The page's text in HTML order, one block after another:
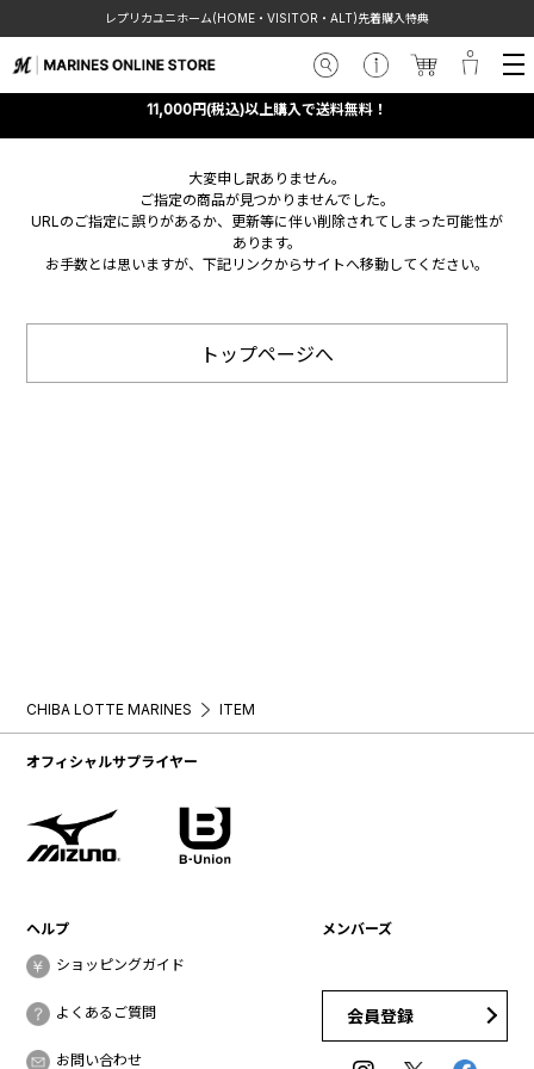
レプリカユニホーム(HOME・VISITOR・ALT)先着購入特典
11,000円(税込)以上購入で送料無料！
大変申し訳ありません。
ご指定の商品が見つかりませんでした。
URLのご指定に誤りがあるか、更新等に伴い削除されてしまった可能性が
あります。
お手数とは思いますが、下記リンクからサイトへ移動してください。
トップページへ
CHIBA LOTTE MARINES ITEM
オフィシャルサプライヤー
ヘルプ
ショッピングガイド
よくあるご質問
お問い合わせ
メンバーズ
会員登録